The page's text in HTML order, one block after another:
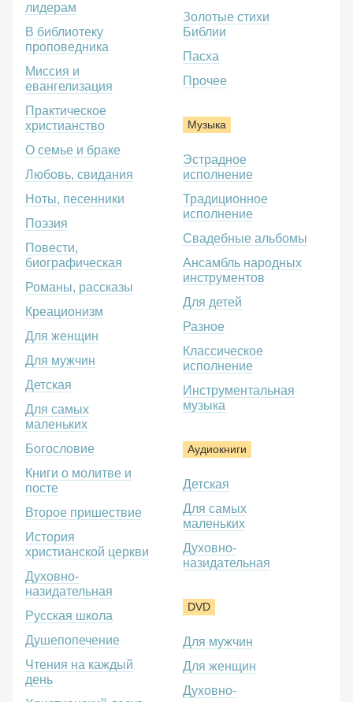
лидерам
В библиотеку
проповедника
Миссия и
евангелизация
Практическое
христианство
О семье и браке
Любовь, свидания
Ноты, песенники
Поэзия
Повести,
биографическая
Романы, рассказы
Креационизм
Для женщин
Для мужчин
Детская
Для самых
маленьких
Богословие
Книги о молитве и
посте
Второе пришествие
История
христианской церкви
Духовно-
назидательная
Русская школа
Душепопечение
Чтения на каждый
день
Золотые стихи
Библии
Пасха
Прочее
Музыка
Эстрадное
исполнение
Традиционное
исполнение
Свадебные альбомы
Ансамбль народных
инструментов
Для детей
Разное
Классическое
исполнение
Инструментальная
музыка
Аудиокниги
Детская
Для самых
маленьких
Духовно-
назидательная
DVD
Для мужчин
Для женщин
Духовно-